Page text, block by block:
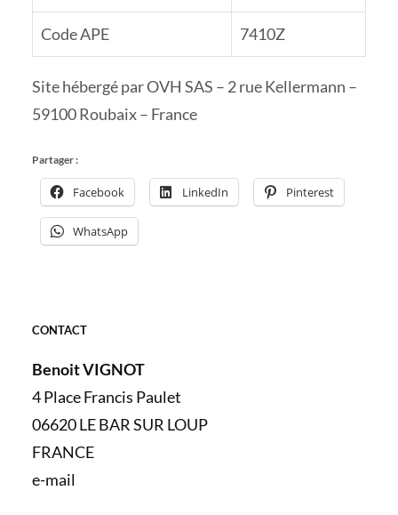
Code APE 7410Z
Site hébergé par OVH SAS – 2 rue Kellermann –
59100 Roubaix – France
Partager :
Facebook LinkedIn Pinterest
WhatsApp
CONTACT
Benoit VIGNOT
4 Place Francis Paulet
06620 LE BAR SUR LOUP
FRANCE
e-mail